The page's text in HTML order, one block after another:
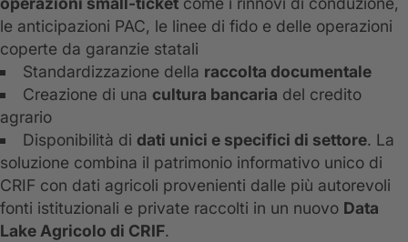
le anticipazioni PAC, le linee di fido e delle operazioni
coperte da garanzie statali
Standardizzazione della raccolta documentale
Creazione di una cultura bancaria del credito
agrario
Disponibilità di dati unici e specifici di settore. La
soluzione combina il patrimonio informativo unico di
CRIF con dati agricoli provenienti dalle più autorevoli
fonti istituzionali e private raccolti in un nuovo Data
Lake Agricolo di CRIF.